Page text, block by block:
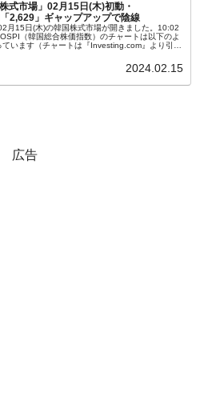
ラ政策室長･金容範、株価暴落に
島新国際空港「またも暗礁」の危
株式市場」02月15日(木)初動・
2,629」ギャップアップで陰線
月15日(木)の韓国株式市場が開きました。10:02
（韓国総合株価指数）のチャートは以下のよ
ています（チャートは『Investing.com』より引
2024.02.15
広告